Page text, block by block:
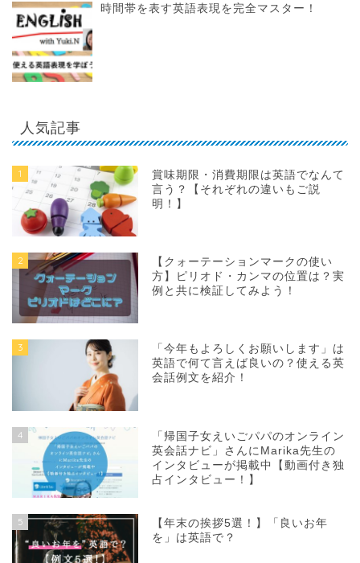
時間帯を表す英語表現を完全マスター！
人気記事
1
賞味期限・消費期限は英語でなんて
言う？【それぞれの違いもご説
明！】
2
【クォーテーションマークの使い
方】ピリオド・カンマの位置は？実
例と共に検証してみよう！
3
「今年もよろしくお願いします」は
英語で何て言えば良いの？使える英
会話例文を紹介！
4
「帰国子女えいごパパのオンライン
英会話ナビ」さんにMarika先生の
インタビューが掲載中【動画付き独
占インタビュー！】
5
【年末の挨拶5選！】「良いお年
を」は英語で？